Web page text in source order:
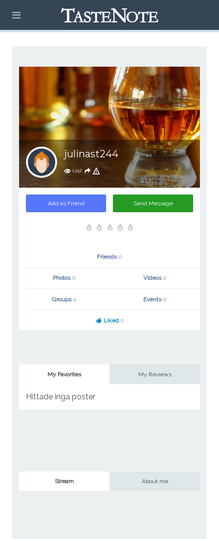
julinast244
1,952
Add as Friend Send Message
Friends 0
Photos 0 Videos 0
Groups 0 Events 0
Liked 0
My Favorites My Reviews
Hittade inga poster
Stream About me